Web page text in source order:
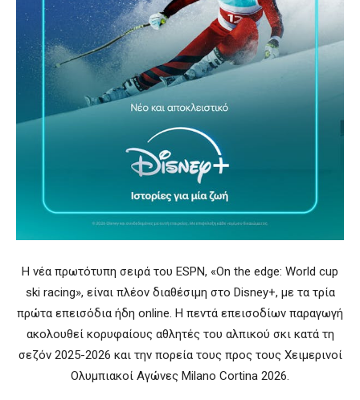
Η νέα πρωτότυπη σειρά του ESPN, «On the edge: World cup
ski racing», είναι πλέον διαθέσιμη στο Disney+, με τα τρία
πρώτα επεισόδια ήδη online. Η πεντά επεισοδίων παραγωγή
ακολουθεί κορυφαίους αθλητές του αλπικού σκι κατά τη
σεζόν 2025-2026 και την πορεία τους προς τους Χειμερινοί
Ολυμπιακοί Αγώνες Milano Cortina 2026.